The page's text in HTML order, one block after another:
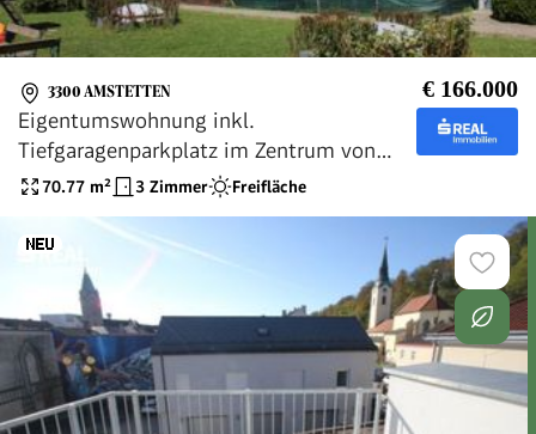
3300 AMSTETTEN € 166.000
Eigentumswohnung inkl.
Tiefgaragenparkplatz im Zentrum von
Amstetten!
70.77 m² 3 Zimmer Freifläche